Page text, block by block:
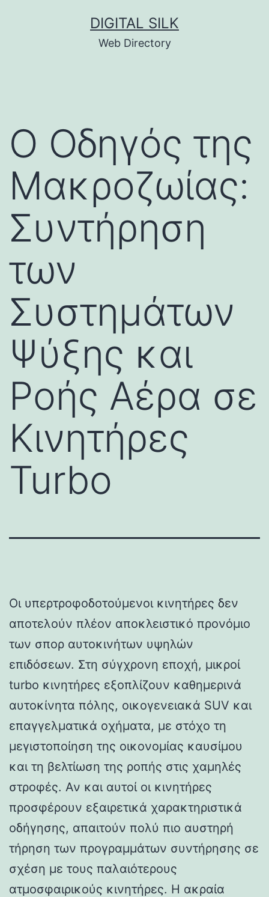
DIGITAL SILK
Web Directory
Ο Οδηγός της
Μακροζωίας:
Συντήρηση
των
Συστημάτων
Ψύξης και
Ροής Αέρα σε
Κινητήρες
Turbo
Οι υπερτροφοδοτούμενοι κινητήρες δεν
αποτελούν πλέον αποκλειστικό προνόμιο
των σπορ αυτοκινήτων υψηλών
επιδόσεων. Στη σύγχρονη εποχή, μικροί
turbo κινητήρες εξοπλίζουν καθημερινά
αυτοκίνητα πόλης, οικογενειακά SUV και
επαγγελματικά οχήματα, με στόχο τη
μεγιστοποίηση της οικονομίας καυσίμου
και τη βελτίωση της ροπής στις χαμηλές
στροφές. Αν και αυτοί οι κινητήρες
προσφέρουν εξαιρετικά χαρακτηριστικά
οδήγησης, απαιτούν πολύ πιο αυστηρή
τήρηση των προγραμμάτων συντήρησης σε
σχέση με τους παλαιότερους
ατμοσφαιρικούς κινητήρες. Η ακραία